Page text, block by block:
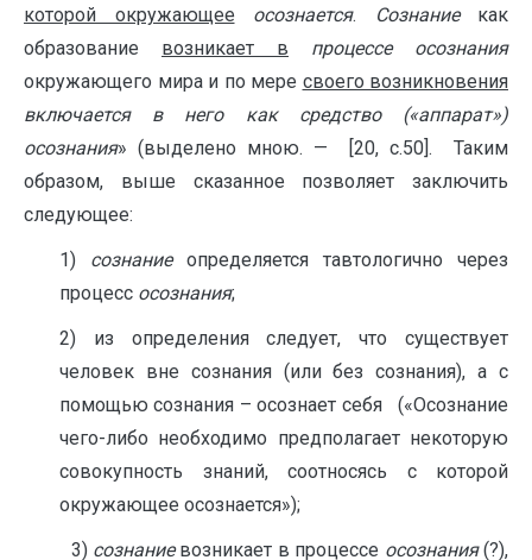
которой окружающее
осознается. Сознаниекак
образование возникает в
процессе осознания
окружающего мира и по мере своего возникновения
включается в него как средство («аппа­рат»)
осознания» (выделено мною. — [20, с.50]. Таким
образом, выше сказанное позволяет заключить
следующее:
1) сознаниеопределяется тавтологично через
процесс осознания;
2) из определения следует, что существует
человек вне сознания (или без сознания), а с
помощью сознания – осознает себя («Осознание
чего-либо необходимо предполагает некоторую
совокупность знаний, соотносясь с которой
окружающее осознается»);
3) сознаниевозникает в процессе осознания(?),